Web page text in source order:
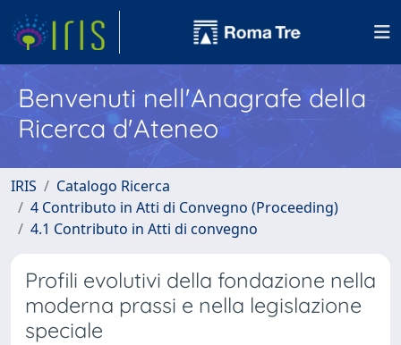
Benvenuti nell'Anagrafe della
Ricerca d'Ateneo
IRIS
Catalogo Ricerca
4 Contributo in Atti di Convegno (Proceeding)
4.1 Contributo in Atti di convegno
Profili evolutivi della fondazione nella
moderna prassi e nella legislazione
speciale